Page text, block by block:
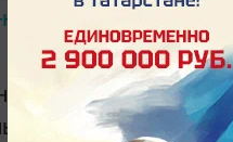
Татмедиа
Татарстана в
мессенджере